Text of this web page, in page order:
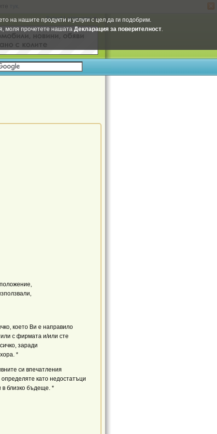
на нашите продукти и услуги с цел да ги подобрим.
моля прочетете нашатаДекларация за поверителност.
Select Language ▼
което Ви е направило
с фирмата и/или сте
заради
*
си впечатления
като недостатъци
в близко бъдеще. *